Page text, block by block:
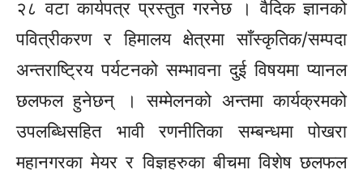
२८ वटा कार्यपत्र प्रस्तुत गरनेछ । वैदिक ज्ञानको
पवित्रीकरण र हिमालय क्षेत्रमा साँस्कृतिक/सम्पदा
अन्तराष्ट्रिय पर्यटनको सम्भावना दुई विषयमा प्यानल
छलफल हुनेछन् । सम्मेलनको अन्तमा कार्यक्रमको
उपलब्धिसहित भावी रणनीतिका सम्बन्धमा पोखरा
महानगरका मेयर र विज्ञहरुका बीचमा विशेष छलफल